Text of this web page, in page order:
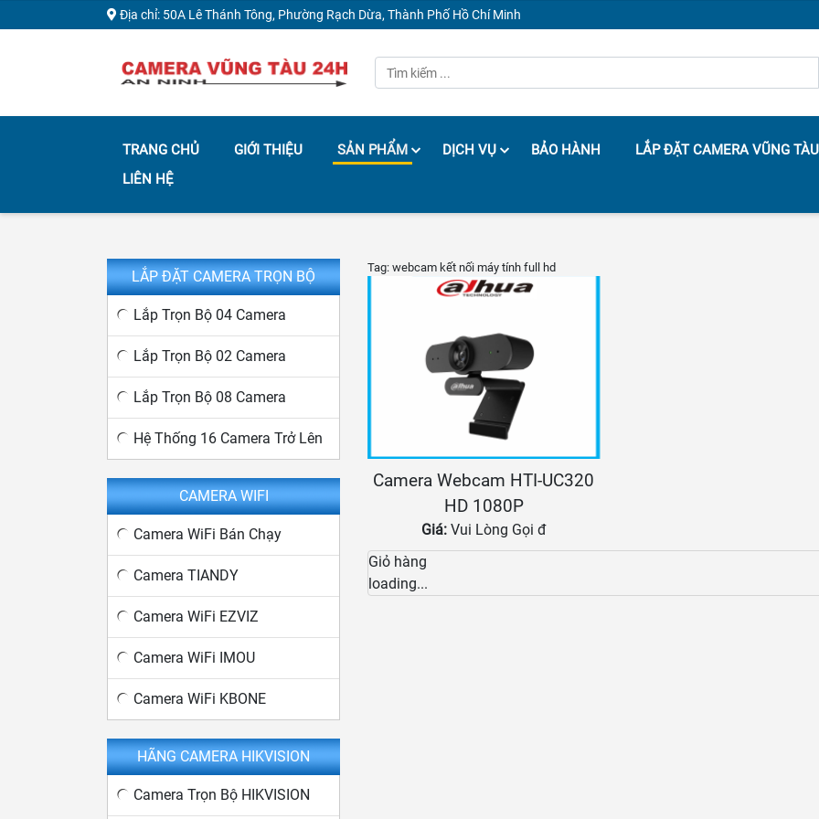
Địa chỉ: 50A Lê Thánh Tông, Phường Rạch Dừa, Thành Phố Hồ Chí Minh
TRANG CHỦ GIỚI THIỆU SẢN PHẨM DỊCH VỤ BẢO HÀNH
LẮP ĐẶT CAMERA VŨNG TÀU
LIÊN HỆ
Tag: webcam kết nối máy tính full hd
Camera Webcam HTI-UC320
HD 1080P
Giá: Vui Lòng Gọi đ
Giỏ hàng
loading...
LẮP ĐẶT CAMERA TRỌN BỘ
Lắp Trọn Bộ 04 Camera
Lắp Trọn Bộ 02 Camera
Lắp Trọn Bộ 08 Camera
Hệ Thống 16 Camera Trở Lên
CAMERA WIFI
Camera WiFi Bán Chạy
Camera TIANDY
Camera WiFi EZVIZ
Camera WiFi IMOU
Camera WiFi KBONE
HÃNG CAMERA HIKVISION
Camera Trọn Bộ HIKVISION